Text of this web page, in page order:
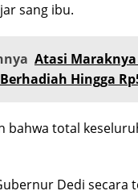
sang ibu.
Atasi
Hingga
bahwa total
Dedi secara